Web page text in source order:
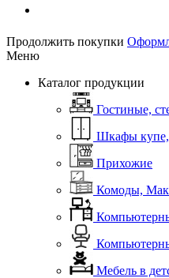
Продолжить покупки
Меню
Каталог продукции
Гостиные,
Шкафы купе,
Прихожие
Комоды,
Мебель в